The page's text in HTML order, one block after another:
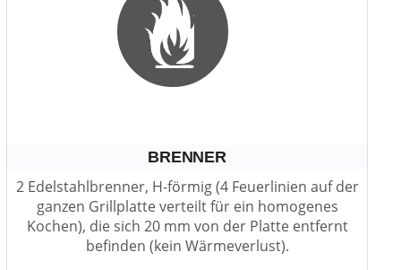
BRENNER
2 Edelstahlbrenner, H-förmig (4 Feuerlinien auf der
ganzen Grillplatte verteilt für ein homogenes
Kochen), die sich 20 mm von der Platte entfernt
befinden (kein Wärmeverlust).